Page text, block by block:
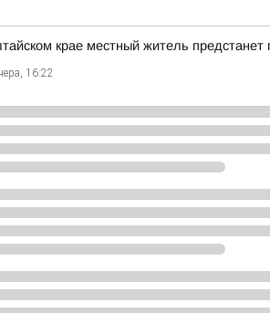
крае местный житель
16:22